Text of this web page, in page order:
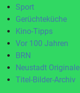
Sport
Gerüchteküche
Kino-Tipps
Vor 100 Jahren
BRN
Neustadt Originale
Titel-Bilder-Archiv